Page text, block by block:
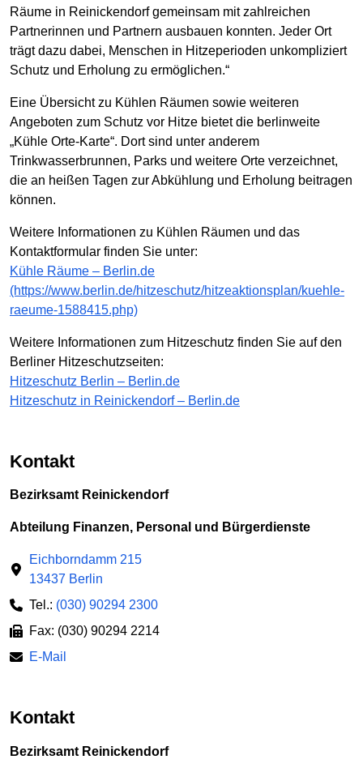
Räume in Reinickendorf gemeinsam mit zahlreichen
Partnerinnen und Partnern ausbauen konnten. Jeder Ort
trägt dazu dabei, Menschen in Hitzeperioden unkompliziert
Schutz und Erholung zu ermöglichen.“
Eine Übersicht zu Kühlen Räumen sowie weiteren
Angeboten zum Schutz vor Hitze bietet die berlinweite
„Kühle Orte-Karte“. Dort sind unter anderem
Trinkwasserbrunnen, Parks und weitere Orte verzeichnet,
die an heißen Tagen zur Abkühlung und Erholung beitragen
können.
Weitere Informationen zu Kühlen Räumen und das
Kontaktformular finden Sie unter:
Kühle Räume – Berlin.de
(https://www.berlin.de/hitzeschutz/hitzeaktionsplan/kuehle-
raeume-1588415.php)
Weitere Informationen zum Hitzeschutz finden Sie auf den
Berliner Hitzeschutzseiten:
Hitzeschutz Berlin – Berlin.de
Hitzeschutz in Reinickendorf – Berlin.de
Kontakt
Bezirksamt Reinickendorf
Abteilung Finanzen, Personal und Bürgerdienste
Eichborndamm 215
13437 Berlin
Tel.: (030) 90294 2300
Fax: (030) 90294 2214
E-Mail
Kontakt
Bezirksamt Reinickendorf